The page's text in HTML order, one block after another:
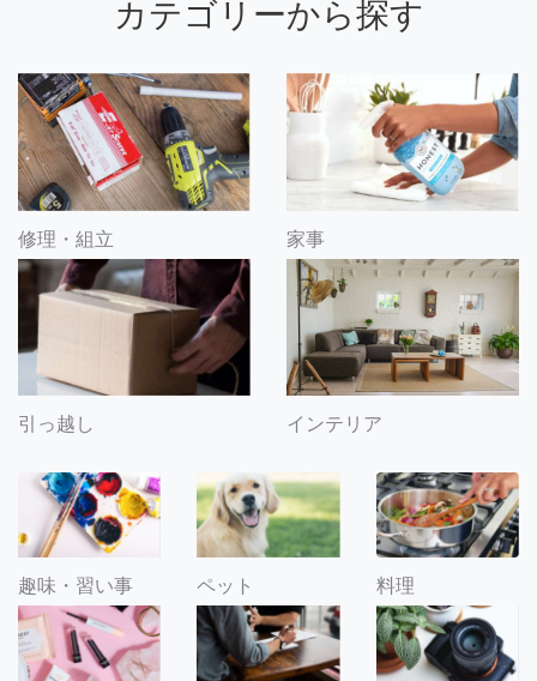
カテゴリーから探す
修理・組立 家事
引っ越し インテリア
趣味・習い事 ペット 料理